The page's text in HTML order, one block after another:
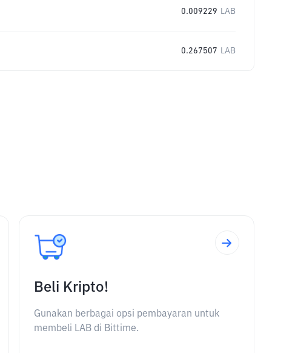
0.009229 LAB
0.267507 LAB
Beli Kripto!
Gunakan berbagai opsi pembayaran untuk
membeli LAB di Bittime.